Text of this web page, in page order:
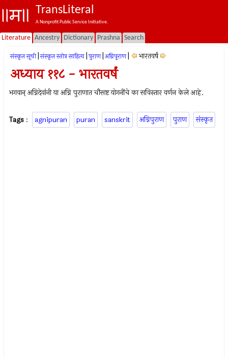
TransLiteral
A Nonprofit Public Service Initiative.
Literature Ancestry Dictionary Prashna Search
संस्कृत सूची संस्कृत स्तोत्र साहित्य पुराण अग्निपुराण भारतवर्षं
अध्याय ११८ - भारतवर्षं
भगवान् अग्निदेवांनी या अग्नि पुराणात चौसष्ट योगनींचे का सविस्तार वर्णन केले आहे.
Tags : agnipuran puran sanskrit अग्निपुराण पुराण संस्कृत